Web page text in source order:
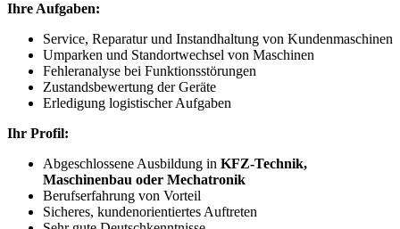
Ihre Aufgaben:
Service, Reparatur und Instandhaltung von Kundenmaschinen
Umparken und Standortwechsel von Maschinen
Fehleranalyse bei Funktionsstörungen
Zustandsbewertung der Geräte
Erledigung logistischer Aufgaben
Ihr Profil:
Abgeschlossene Ausbildung in KFZ-Technik,
Maschinenbau oder Mechatronik
Berufserfahrung von Vorteil
Sicheres, kundenorientiertes Auftreten